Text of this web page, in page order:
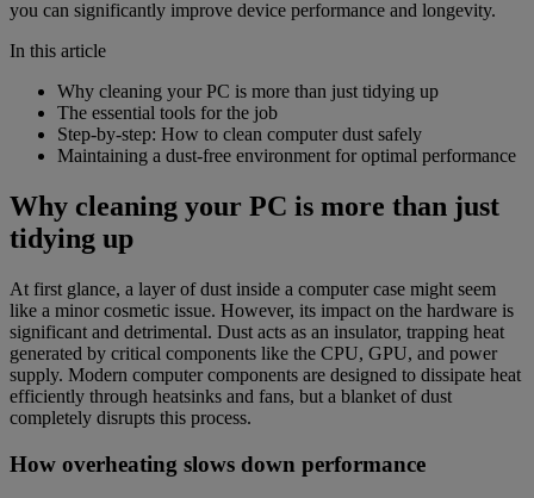
you can significantly improve device performance and longevity.
In this article
Why cleaning your PC is more than just tidying up
The essential tools for the job
Step-by-step: How to clean computer dust safely
Maintaining a dust-free environment for optimal performance
Why cleaning your PC is more than just
tidying up
At first glance, a layer of dust inside a computer case might seem
like a minor cosmetic issue. However, its impact on the hardware is
significant and detrimental. Dust acts as an insulator, trapping heat
generated by critical components like the CPU, GPU, and power
supply. Modern computer components are designed to dissipate heat
efficiently through heatsinks and fans, but a blanket of dust
completely disrupts this process.
How overheating slows down performance